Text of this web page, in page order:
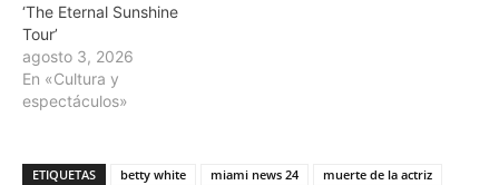
‘The Eternal Sunshine
Tour’
agosto 3, 2026
En «Cultura y
espectáculos»
ETIQUETAS betty white miami news 24
muerte de la actriz